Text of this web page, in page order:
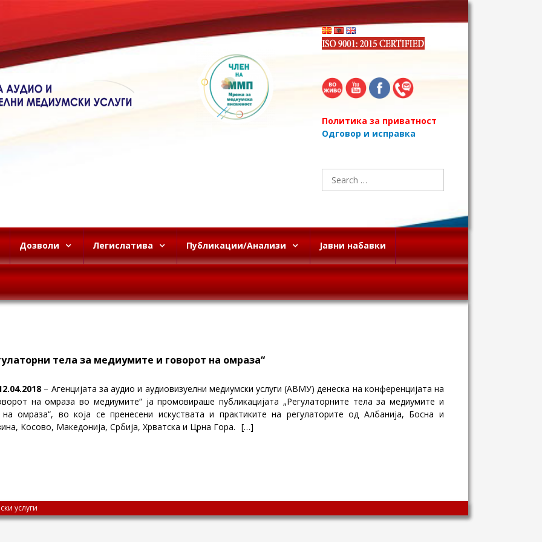
Политика за приватност
Одговор и исправка
Search
for:
Дозволи Легислатива Публикации/Анализи Јавни набавки
тела за медиумите и говорот на омраза“
– Агенцијата за аудио и аудиовизуелни медиумски услуги (АВМУ) денеска на конференцијата на
на омраза во медиумите“ ја промовираше публикацијата „Регулаторните тела за медиумите и
омраза“, во која се пренесени искуствата и практиките на регулаторите од Албанија, Босна и
Косово, Македонија, Србија, Хрватска и Црна Гора. […]
provides
услуги